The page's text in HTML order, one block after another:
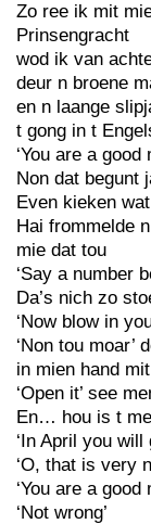
Zo ree ik mit
Prinsengracht
wod ik van
deur n broene
en n laange
t gong in t
‘You are a good
Non dat begunt
Even kieken
Hai frommelde
mie dat tou
‘Say a number
Da’s nich zo
‘Now blow in
‘Non tou moar’
in mien hand
‘Open it’ see
En… hou is t
‘In April you will
‘O, that is very
‘You are a
‘Not wrong’